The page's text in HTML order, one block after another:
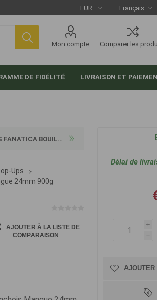
Mon compte Comparer les
DE FIDÉLITÉ LIVRAISON ET
BOUILLETT...
Ups
24mm 900g
AJOUTER À LA LISTE DE
COMPARAISON
Délai de
i
h